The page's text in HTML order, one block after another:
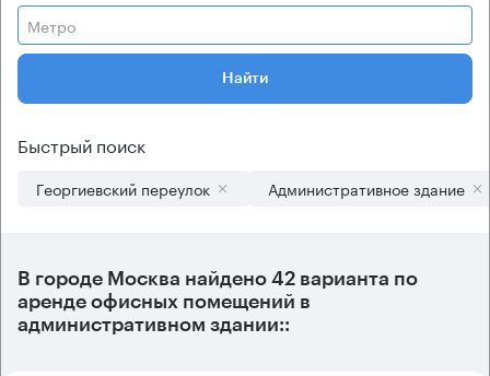
Метро
Найти
Быстрый поиск
Георгиевский переулок Административное здание
В городе Москва найдено 42 варианта по
аренде офисных помещений в
административном здании::